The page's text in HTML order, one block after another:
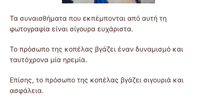
Τα συναισθήματα που εκπέμπονται από αυτή τη
φωτογραφία είναι σίγουρα ευχάριστα.
Το πρόσωπο της κοπέλας βγάζει έναν δυναμισμό και
ταυτόχρονα μία ηρεμία.
Επίσης, το πρόσωπο της κοπέλας βγάζει σιγουριά και
ασφάλεια.